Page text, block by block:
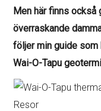
Men här finns också
överraskande
följer min guide
Wai-O-Tapu